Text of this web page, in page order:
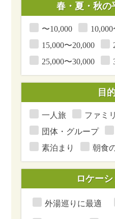
春・夏・秋の
〜10,000
15,000〜20,000
25,000〜30,000
目
一人旅
ファミ
団体・グループ
素泊まり
朝食
ロケー
外湯巡りに最適